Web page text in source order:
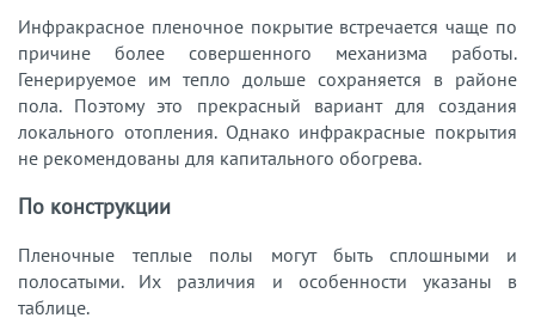
Инфракрасное пленочное покрытие встречается чаще по
причине более совершенного механизма работы.
Генерируемое им тепло дольше сохраняется в районе
пола. Поэтому это прекрасный вариант для создания
локального отопления. Однако инфракрасные покрытия
не рекомендованы для капитального обогрева.
По конструкции
Пленочные теплые полы могут быть сплошными и
полосатыми. Их различия и особенности указаны в
таблице.